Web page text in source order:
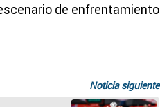
de enfrentamiento
Noticia siguiente